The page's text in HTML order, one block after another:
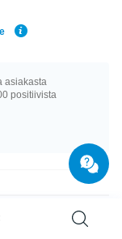
asiakasta
positiivista